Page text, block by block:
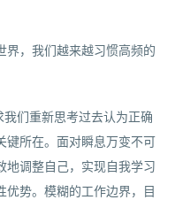
界，我们越来越习惯高频的
们重新思考过去认为正确
所在。面对瞬息万变不可
地调整自己，实现自我学习
优势。模糊的工作边界，目